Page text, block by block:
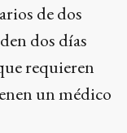
de dos
dos días
requieren
un médico